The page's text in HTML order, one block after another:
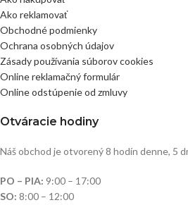
Ako reklamovať
Obchodné podmienky
Ochrana osobných údajov
Zásady používania súborov cookies
Online reklamačný formulár
Online odstúpenie od zmluvy
Otváracie hodiny
Náš obchod je otvorený 8 hodín denne, 5
PO – PIA: 9:00 – 17:00
SO: 8:00 – 12:00